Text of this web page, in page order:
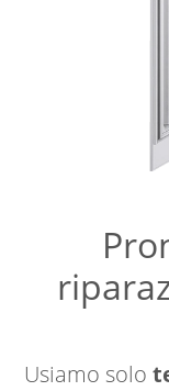
Usiamo solo